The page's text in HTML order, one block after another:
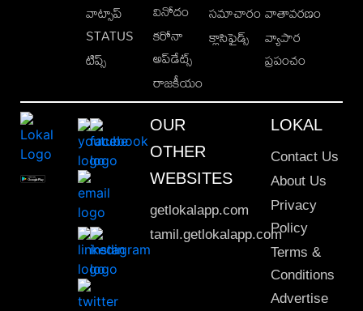
వాట్సాప్
STATUS
టిప్స్
వినోదం
కరోనా
అప్‌డేట్స్
రాజకీయం
సమాచారం
క్లాసిఫైడ్స్
వాతావరణం
వ్యాపార
ప్రపంచం
OUR
OTHER
WEBSITES
getlokalapp.com
tamil.getlokalapp.com
LOKAL
Contact Us
About Us
Privacy
Policy
Terms &
Conditions
Advertise